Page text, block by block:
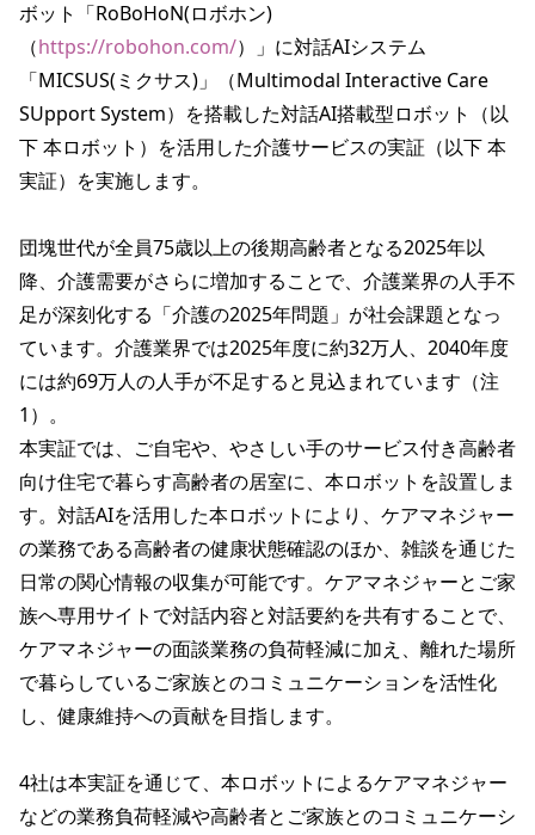
ボット「RoBoHoN(ロボホン)
（https://robohon.com/）」に対話AIシステム
「MICSUS(ミクサス)」（Multimodal Interactive Care
SUpport System）を搭載した対話AI搭載型ロボット（以
下 本ロボット）を活用した介護サービスの実証（以下 本
実証）を実施します。
団塊世代が全員75歳以上の後期高齢者となる2025年以
降、介護需要がさらに増加することで、介護業界の人手不
足が深刻化する「介護の2025年問題」が社会課題となっ
ています。介護業界では2025年度に約32万人、2040年度
には約69万人の人手が不足すると見込まれています（注
1）。
本実証では、ご自宅や、やさしい手のサービス付き高齢者
向け住宅で暮らす高齢者の居室に、本ロボットを設置しま
す。対話AIを活用した本ロボットにより、ケアマネジャー
の業務である高齢者の健康状態確認のほか、雑談を通じた
日常の関心情報の収集が可能です。ケアマネジャーとご家
族へ専用サイトで対話内容と対話要約を共有することで、
ケアマネジャーの面談業務の負荷軽減に加え、離れた場所
で暮らしているご家族とのコミュニケーションを活性化
し、健康維持への貢献を目指します。
4社は本実証を通じて、本ロボットによるケアマネジャー
などの業務負荷軽減や高齢者とご家族とのコミュニケーシ